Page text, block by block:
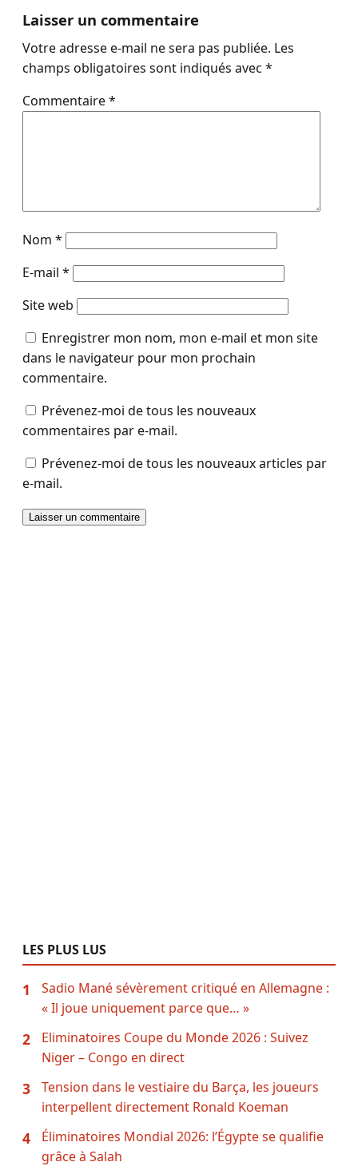
Laisser un commentaire
Votre adresse e-mail ne sera pas publiée. Les
champs obligatoires sont indiqués avec *
Commentaire*
Nom *
E-mail *
Site web
Enregistrer mon nom, mon e-mail et mon site
dans le navigateur pour mon prochain
commentaire.
Prévenez-moi de tous les nouveaux
commentaires par e-mail.
Prévenez-moi de tous les nouveaux articles par
e-mail.
LES PLUS LUS
1
Sadio Mané sévèrement critiqué en Allemagne :
« Il joue uniquement parce que… »
2
Eliminatoires Coupe du Monde 2026 : Suivez
Niger – Congo en direct
3
Tension dans le vestiaire du Barça, les joueurs
interpellent directement Ronald Koeman
4
Éliminatoires Mondial 2026: l’Égypte se qualifie
grâce à Salah